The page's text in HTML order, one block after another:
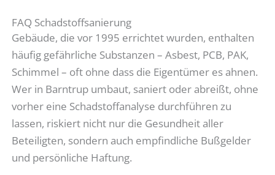
FAQ Schadstoffsanierung
Gebäude, die vor 1995 errichtet wurden, enthalten
häufig gefährliche Substanzen – Asbest, PCB, PAK,
Schimmel – oft ohne dass die Eigentümer es ahnen.
Wer in Barntrup umbaut, saniert oder abreißt, ohne
vorher eine Schadstoffanalyse durchführen zu
lassen, riskiert nicht nur die Gesundheit aller
Beteiligten, sondern auch empfindliche Bußgelder
und persönliche Haftung.